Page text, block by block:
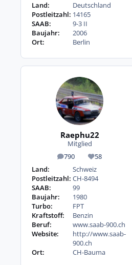
Land:
Deutschland
Postleitzahl: 14165
SAAB:
9-3 II
Baujahr:
2006
Ort:
Berlin
Raephu22
Mitglied
790
Beiträge 58
Reputation
Land:
Schweiz
Postleitzahl: CH-8494
SAAB:
99
Baujahr:
1980
Turbo:
FPT
Kraftstoff:
Benzin
Beruf:
www.saab-900.ch
Website:
http://www.saab-
900.ch
Ort:
CH-Bauma